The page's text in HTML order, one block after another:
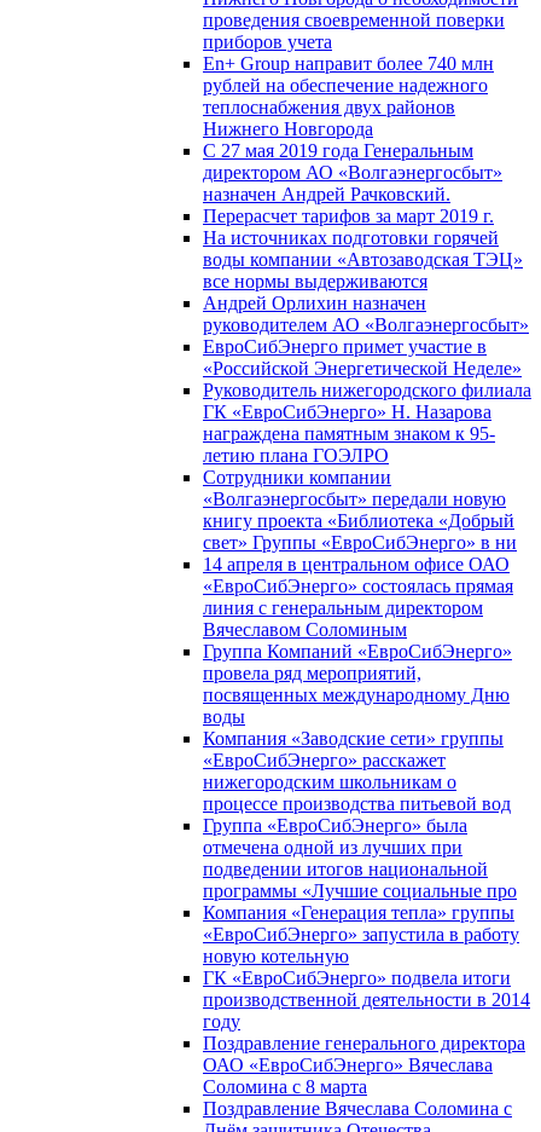
проведения своевременной поверки
приборов учета
En+ Group направит более 740 млн
рублей на обеспечение надежного
теплоснабжения двух районов
Нижнего Новгорода
С 27 мая 2019 года Генеральным
директором АО «Волгаэнергосбыт»
назначен Андрей Рачковский.
Перерасчет тарифов за март 2019 г.
На источниках подготовки горячей
воды компании «Автозаводская ТЭЦ»
все нормы выдерживаются
Андрей Орлихин назначен
руководителем АО «Волгаэнергосбыт»
ЕвроСибЭнерго примет участие в
«Российской Энергетической Неделе»
Руководитель нижегородского филиала
ГК «ЕвроСибЭнерго» Н. Назарова
награждена памятным знаком к 95-
летию плана ГОЭЛРО
Сотрудники компании
«Волгаэнергосбыт» передали новую
книгу проекта «Библиотека «Добрый
свет» Группы «ЕвроСибЭнерго» в ни
14 апреля в центральном офисе ОАО
«ЕвроСибЭнерго» состоялась прямая
линия с генеральным директором
Вячеславом Соломиным
Группа Компаний «ЕвроСибЭнерго»
провела ряд мероприятий,
посвященных международному Дню
воды
Компания «Заводские сети» группы
«ЕвроСибЭнерго» расскажет
нижегородским школьникам о
процессе производства питьевой вод
Группа «ЕвроСибЭнерго» была
отмечена одной из лучших при
подведении итогов национальной
программы «Лучшие социальные про
Компания «Генерация тепла» группы
«ЕвроСибЭнерго» запустила в работу
новую котельную
ГК «ЕвроСибЭнерго» подвела итоги
производственной деятельности в 2014
году
Поздравление генерального директора
ОАО «ЕвроСибЭнерго» Вячеслава
Соломина с 8 марта
Поздравление Вячеслава Соломина с